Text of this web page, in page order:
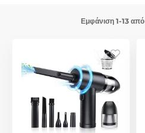
Εμφάνιση 1-13 από